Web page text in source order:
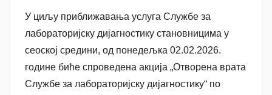
т
о
р
A
n
У циљу приближавања услуга Службе за
лабораторијску дијагностику становницима у
сеоској средини, од понедељка 02.02.2026.
године биће спроведена акција „Отворена врата
Службе за лабораторијску дијагностику“ по